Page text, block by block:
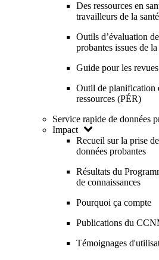
Des ressources en
travailleurs de la santé
Outils d’évaluation
probantes issues de
Guide pour les
Outil de planification
ressources (PÉR)
Service rapide de données
Impact
Recueil sur la prise
données probantes
Résultats du
de connaissances
Pourquoi ça compte
Publications du
Témoignages